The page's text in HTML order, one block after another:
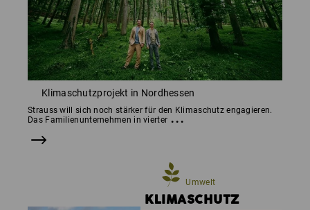
Klimaschutz­projekt in Nordhessen
Strauss will sich noch stärker für den Klimaschutz engagieren.
Das Familienunternehmen in vierter ...
Umwelt
KLIMA­SCHUTZ